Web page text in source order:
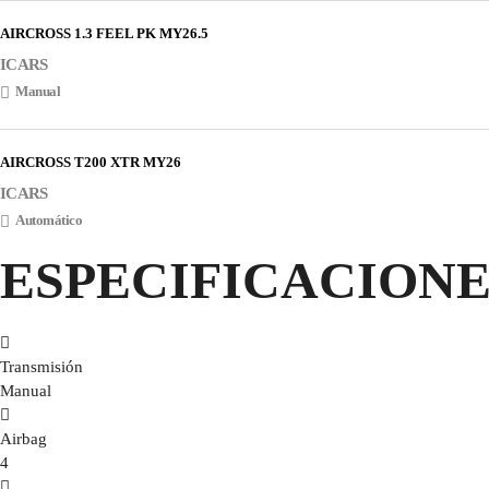
AIRCROSS 1.3 FEEL PK MY26.5
ICARS
Manual
AIRCROSS T200 XTR MY26
ICARS
Automático
Transmisión
Manual
Airbag
4